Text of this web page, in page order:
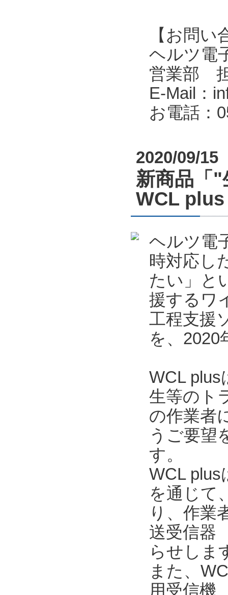
【お問い
ヘルツ電
営業部
E-Mail：
お電話：
2020/09/15
新商品「
WCL plus
ヘルツ電
時対応し
たい」と
援するワ
工程支援
を、2020
WCL plus
生等のト
の作業者
うご要望
す。
WCL
を通じて
り、作業
送受信器
らせしま
また、
用受信機